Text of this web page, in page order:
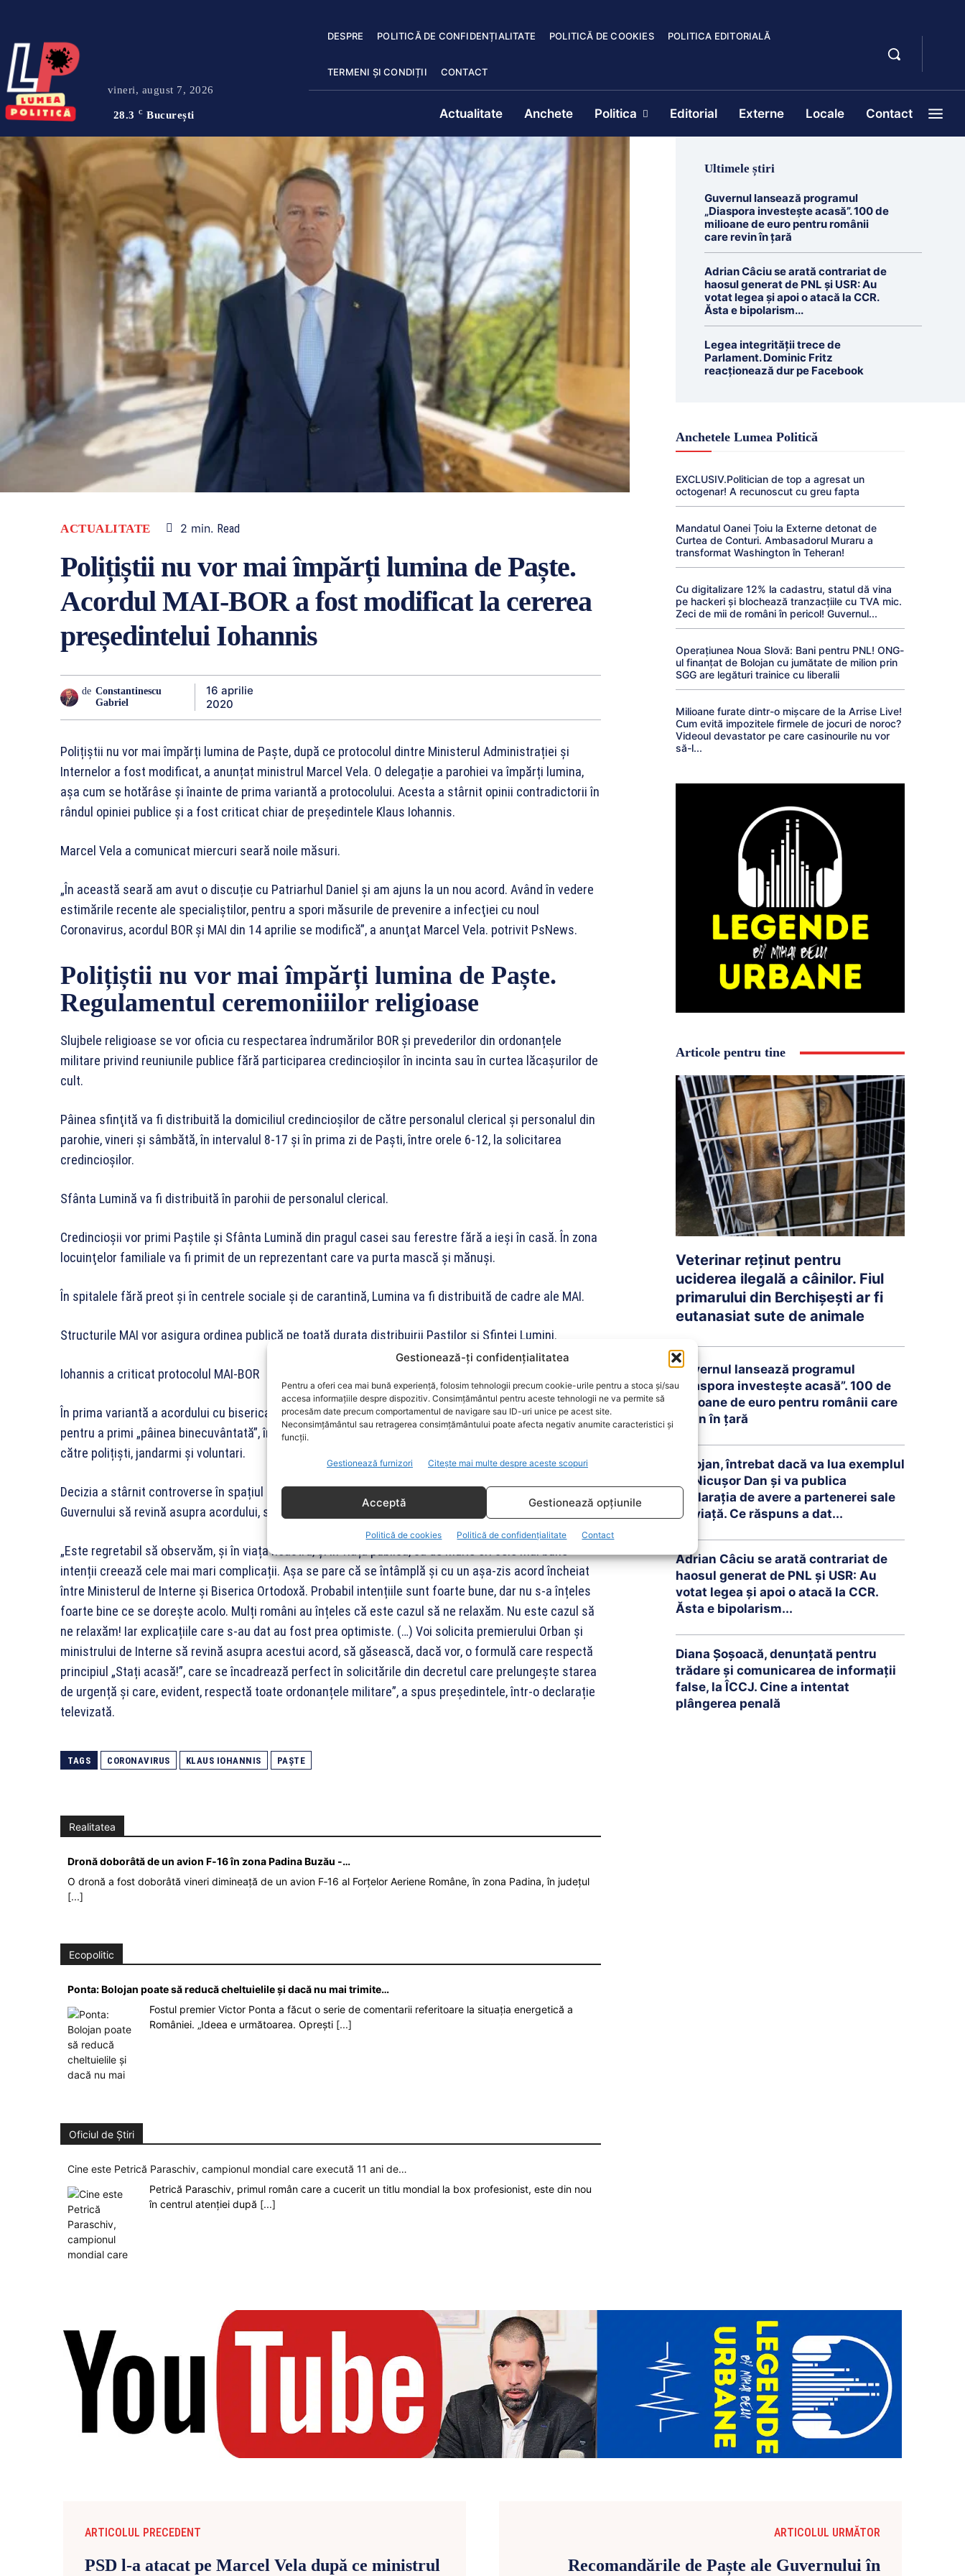
Gestionează-ți confidențialitatea
Pentru a oferi cea mai bună experiență, folosim tehnologii precum cookie-urile pentru a stoca și/sau
accesa informațiile despre dispozitiv. Consimțământul pentru aceste tehnologii ne va permite să
procesăm date precum comportamentul de navigare sau ID-uri unice pe acest site.
Neconsimțământul sau retragerea consimțământului poate afecta negativ anumite caracteristici și
funcții.
Gestionează furnizori Citește mai multe despre aceste scopuri
Acceptă Gestionează opțiunile
Politică de cookies Politică de confidențialitate Contact
vineri, august 7, 2026
28.3 C București
DESPRE POLITICĂ DE CONFIDENȚIALITATE POLITICĂ DE COOKIES POLITICA EDITORIALĂ
TERMENI ȘI CONDIȚII CONTACT
Actualitate Anchete Politica Editorial Externe Locale Contact
ACTUALITATE 2 min. Read
Polițiștii nu vor mai împărți lumina de Paște.
Acordul MAI-BOR a fost modificat la cererea
președintelui Iohannis
de Constantinescu
Gabriel
16 aprilie
2020
Polițiștii nu vor mai împărți lumina de Paște, după ce protocolul dintre Ministerul Administrației și
Internelor a fost modificat, a anunțat ministrul Marcel Vela. O delegație a parohiei va împărți lumina,
așa cum se hotărâse și înainte de prima variantă a protocolului. Acesta a stârnit opinii contradictorii în
rândul opiniei publice și a fost criticat chiar de președintele Klaus Iohannis.
Marcel Vela a comunicat miercuri seară noile măsuri.
„În această seară am avut o discuție cu Patriarhul Daniel şi am ajuns la un nou acord. Având în vedere
estimările recente ale specialiştilor, pentru a spori măsurile de prevenire a infecţiei cu noul
Coronavirus, acordul BOR şi MAI din 14 aprilie se modifică”, a anunţat Marcel Vela. potrivit PsNews.
Polițiștii nu vor mai împărți lumina de Paște.
Regulamentul ceremoniiilor religioase
Slujbele religioase se vor oficia cu respectarea îndrumărilor BOR şi prevederilor din ordonanțele
militare privind reuniunile publice fără participarea credincioșilor în incinta sau în curtea lăcaşurilor de
cult.
Pâinea sfinţită va fi distribuită la domiciliul credincioşilor de către personalul clerical şi personalul din
parohie, vineri şi sâmbătă, în intervalul 8-17 şi în prima zi de Paşti, între orele 6-12, la solicitarea
credincioşilor.
Sfânta Lumină va fi distribuită în parohii de personalul clerical.
Credincioşii vor primi Paştile şi Sfânta Lumină din pragul casei sau ferestre fără a ieşi în casă. În zona
locuinţelor familiale va fi primit de un reprezentant care va purta mască şi mănuşi.
În spitalele fără preot și în centrele sociale și de carantină, Lumina va fi distribuită de cadre ale MAI.
Structurile MAI vor asigura ordinea publică pe toată durata distribuirii Paştilor şi Sfintei Lumini.
Iohannis a criticat protocolul MAI-BOR
În prima variantă a acordului cu biserica, românii aveau voie să meargă la biserică vineri și sâmbătă
pentru a primi „pâinea binecuvântată”, în timp ce lumina de Înviere urma să fie distribuită oamenilor de
către polițiști, jandarmi și voluntari.
Decizia a stârnit controverse în spațiul public, iar miercuri președintele Klaus Iohannis a cerut
Guvernului să revină asupra acordului, spunând că nu este momentul pentru relaxare în acest moment.
„Este regretabil să observăm, și în viața noastră, și în viața publică, că de multe ori cele mai bune
intenții creează cele mai mari complicații. Așa se pare că se întâmplă și cu un așa-zis acord încheiat
între Ministerul de Interne și Biserica Ortodoxă. Probabil intențiile sunt foarte bune, dar nu s-a înțeles
foarte bine ce se dorește acolo. Mulți români au înțeles că este cazul să ne relaxăm. Nu este cazul să
ne relaxăm! Iar explicațiile care s-au dat au fost prea optimiste. (…) Voi solicita premierului Orban și
ministrului de Interne să revină asupra acestui acord, să găsească, dacă vor, o formulă care respectă
principiul „Stați acasă!”, care se încadrează perfect în solicitările din decretul care prelungește starea
de urgență și care, evident, respectă toate ordonanțele militare”, a spus președintele, într-o declarație
televizată.
TAGS CORONAVIRUS KLAUS IOHANNIS PAȘTE
Realitatea
Dronă doborâtă de un avion F‑16 în zona Padina Buzău -…
O dronă a fost doborâtă vineri dimineață de un avion F‑16 al Forțelor Aeriene Române, în zona Padina, în județul
[...]
Ecopolitic
Ponta: Bolojan poate să reducă cheltuielile şi dacă nu mai trimite…
Fostul premier Victor Ponta a făcut o serie de comentarii referitoare la situația energetică a
României. „Ideea e următoarea. Oprești [...]
Oficiul de Știri
Cine este Petrică Paraschiv, campionul mondial care execută 11 ani de…
Petrică Paraschiv, primul român care a cucerit un titlu mondial la box profesionist, este din nou
în centrul atenției după [...]
Ultimele știri
Guvernul lansează programul
„Diaspora investește acasă”. 100 de
milioane de euro pentru românii
care revin în țară
Adrian Câciu se arată contrariat de
haosul generat de PNL și USR: Au
votat legea și apoi o atacă la CCR.
Ăsta e bipolarism...
Legea integrității trece de
Parlament. Dominic Fritz
reacționează dur pe Facebook
Anchetele Lumea Politică
EXCLUSIV.Politician de top a agresat un
octogenar! A recunoscut cu greu fapta
Mandatul Oanei Țoiu la Externe detonat de
Curtea de Conturi. Ambasadorul Muraru a
transformat Washington în Teheran!
Cu digitalizare 12% la cadastru, statul dă vina
pe hackeri și blochează tranzacțiile cu TVA mic.
Zeci de mii de români în pericol! Guvernul...
Operațiunea Noua Slovă: Bani pentru PNL! ONG-
ul finanțat de Bolojan cu jumătate de milion prin
SGG are legături trainice cu liberalii
Milioane furate dintr-o mișcare de la Arrise Live!
Cum evită impozitele firmele de jocuri de noroc?
Videoul devastator pe care casinourile nu vor
să-l...
Articole pentru tine
Veterinar reținut pentru
uciderea ilegală a câinilor. Fiul
primarului din Berchișești ar fi
eutanasiat sute de animale
Guvernul lansează programul
„Diaspora investește acasă”. 100 de
milioane de euro pentru românii care
revin în țară
Bolojan, întrebat dacă va lua exemplul
lui Nicușor Dan și va publica
declarația de avere a partenerei sale
de viață. Ce răspuns a dat...
Adrian Câciu se arată contrariat de
haosul generat de PNL și USR: Au
votat legea și apoi o atacă la CCR.
Ăsta e bipolarism...
Diana Șoșoacă, denunțată pentru
trădare și comunicarea de informații
false, la ÎCCJ. Cine a intentat
plângerea penală
ARTICOLUL PRECEDENT
PSD l-a atacat pe Marcel Vela după ce ministrul
ARTICOLUL URMĂTOR
Recomandările de Paște ale Guvernului în